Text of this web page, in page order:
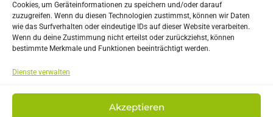
Cookies, um Geräteinformationen zu speichern und/oder darauf
zuzugreifen. Wenn du diesen Technologien zustimmst, können wir Daten
wie das Surfverhalten oder eindeutige IDs auf dieser Website verarbeiten.
Wenn du deine Zustimmung nicht erteilst oder zurückziehst, können
bestimmte Merkmale und Funktionen beeinträchtigt werden.
Dienste verwalten
Akzeptieren
ADRESSE
Wagner Biro Straße 99 | 8020 Graz